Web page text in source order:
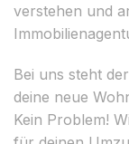
verstehen und
Bei uns steht
deine neue
Kein Problem!